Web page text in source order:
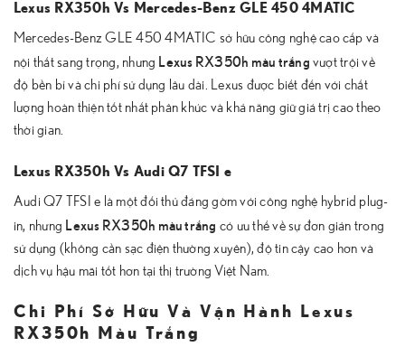
Lexus RX350h Vs Mercedes-Benz GLE 450 4MATIC
Mercedes-Benz GLE 450 4MATIC sở hữu công nghệ cao cấp và
nội thất sang trọng, nhưng Lexus RX350h màu trắng vượt trội về
độ bền bỉ và chi phí sử dụng lâu dài. Lexus được biết đến với chất
lượng hoàn thiện tốt nhất phân khúc và khả năng giữ giá trị cao theo
thời gian.
Lexus RX350h Vs Audi Q7 TFSI e
Audi Q7 TFSI e là một đối thủ đáng gờm với công nghệ hybrid plug-
in, nhưng Lexus RX350h màu trắng có ưu thế về sự đơn giản trong
sử dụng (không cần sạc điện thường xuyên), độ tin cậy cao hơn và
dịch vụ hậu mãi tốt hơn tại thị trường Việt Nam.
Chi Phí Sở Hữu Và Vận Hành Lexus
RX350h Màu Trắng